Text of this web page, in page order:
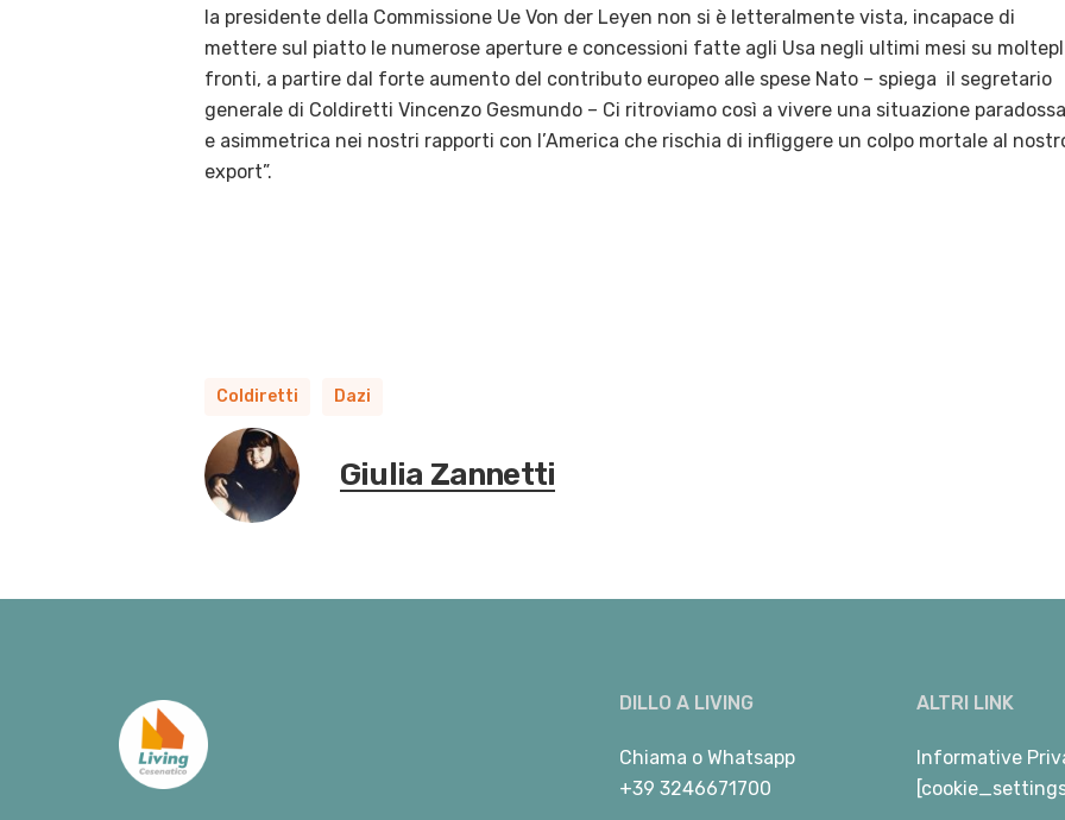
la presidente della Commissione Ue Von der Leyen non si è letteralmente vista, incapace di
mettere sul piatto le numerose aperture e concessioni fatte agli Usa negli ultimi mesi su
fronti, a partire dal forte aumento del contributo europeo alle spese Nato – spiega il segretario
generale di Coldiretti Vincenzo Gesmundo – Ci ritroviamo così a vivere una situazione
e asimmetrica nei nostri rapporti con l’America che rischia di infliggere un colpo mortale al
export”.
Coldiretti Dazi
Giulia Zannetti
DILLO A LIVING
Chiama o Whatsapp
+39 3246671700
ALTRI LINK
Informative